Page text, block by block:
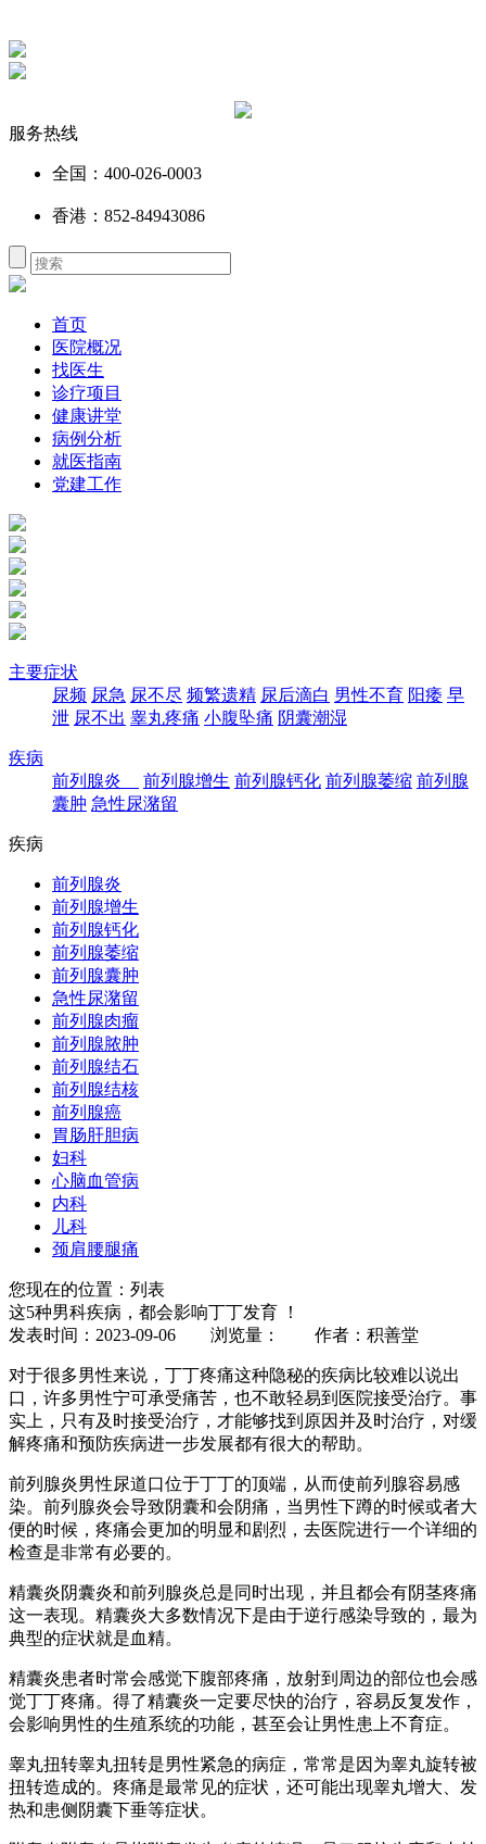
服务热线
全国：400-026-0003
香港：852-84943086
首页
医院概况
找医生
诊疗项目
健康讲堂
病例分析
就医指南
党建工作
主要症状
尿频 尿急 尿不尽 频繁遗精 尿后滴白 男性不育 阳痿 早
泄 尿不出 睾丸疼痛 小腹坠痛 阴囊潮湿
疾病
前列腺炎
前列腺增生 前列腺钙化 前列腺萎缩 前列腺
囊肿 急性尿潴留
疾病
前列腺炎
前列腺增生
前列腺钙化
前列腺萎缩
前列腺囊肿
急性尿潴留
前列腺肉瘤
前列腺脓肿
前列腺结石
前列腺结核
前列腺癌
胃肠肝胆病
妇科
心脑血管病
内科
儿科
颈肩腰腿痛
您现在的位置：列表
这5种男科疾病，都会影响丁丁发育 ！
发表时间：2023-09-06 浏览量：
作者：积善堂
对于很多男性来说，丁丁疼痛这种隐秘的疾病比较难以说出
口，许多男性宁可承受痛苦，也不敢轻易到医院接受治疗。事
实上，只有及时接受治疗，才能够找到原因并及时治疗，对缓
解疼痛和预防疾病进一步发展都有很大的帮助。
前列腺炎男性尿道口位于丁丁的顶端，从而使前列腺容易感
染。前列腺炎会导致阴囊和会阴痛，当男性下蹲的时候或者大
便的时候，疼痛会更加的明显和剧烈，去医院进行一个详细的
检查是非常有必要的。
精囊炎阴囊炎和前列腺炎总是同时出现，并且都会有阴茎疼痛
这一表现。精囊炎大多数情况下是由于逆行感染导致的，最为
典型的症状就是血精。
精囊炎患者时常会感觉下腹部疼痛，放射到周边的部位也会感
觉丁丁疼痛。得了精囊炎一定要尽快的治疗，容易反复发作，
会影响男性的生殖系统的功能，甚至会让男性患上不育症。
睾丸扭转睾丸扭转是男性紧急的病症，常常是因为睾丸旋转被
扭转造成的。疼痛是最常见的症状，还可能出现睾丸增大、发
热和患侧阴囊下垂等症状。